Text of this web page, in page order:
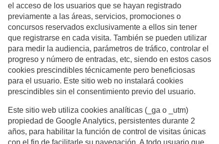
el acceso de los usuarios que se hayan registrado
previamente a las áreas, servicios, promociones o
concursos reservados exclusivamente a ellos sin tener
que registrarse en cada visita. También se pueden utilizar
para medir la audiencia, parámetros de tráfico, controlar el
progreso y número de entradas, etc, siendo en estos casos
cookies prescindibles técnicamente pero beneficiosas
para el usuario. Este sitio web no instalará cookies
prescindibles sin el consentimiento previo del usuario.
Este sitio web utiliza cookies analíticas (_ga o _utm)
propiedad de Google Analytics, persistentes durante 2
años, para habilitar la función de control de visitas únicas